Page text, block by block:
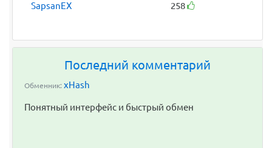
SapsanEX 258
Последний комментарий
Обменник: xHash
Понятный интерфейс и быстрый обмен